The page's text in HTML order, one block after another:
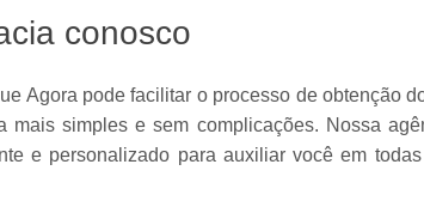
conosco
Agora pode facilitar o processo de obtenção
mais simples e sem complicações. Nossa
e personalizado para auxiliar você em